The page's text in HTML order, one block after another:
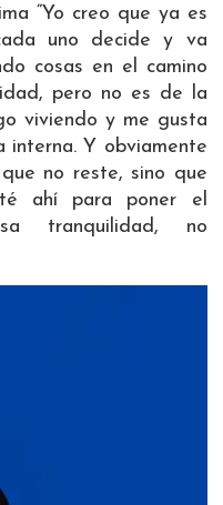
“Yo creo que ya es
uno decide y va
cosas en el camino
pero no es de la
viviendo y me gusta
interna. Y obviamente
no reste, sino que
ahí para poner el
tranquilidad, no